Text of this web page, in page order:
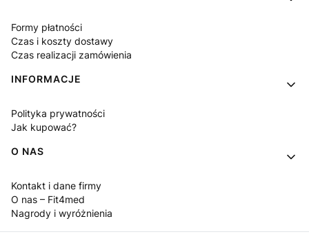
Formy płatności
Czas i koszty dostawy
Czas realizacji zamówienia
INFORMACJE
Polityka prywatności
Jak kupować?
O NAS
Kontakt i dane firmy
O nas – Fit4med
Nagrody i wyróżnienia